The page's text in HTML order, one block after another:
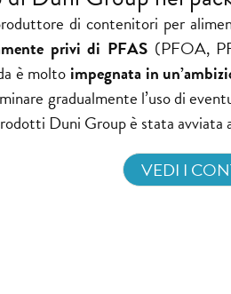
di contenitori per
privi di PFAS(PFOA,
è molto impegnata in
gradualmente l’uso di
Duni Group è stata avviata
VEDI I